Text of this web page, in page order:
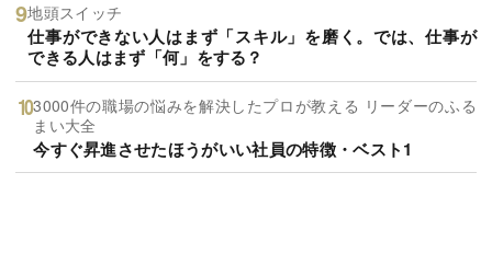
地頭スイッチ
仕事ができない人はまず「スキル」を磨く。では、仕事が
できる人はまず「何」をする？
3000件の職場の悩みを解決したプロが教える リーダーのふる
まい大全
今すぐ昇進させたほうがいい社員の特徴・ベスト1